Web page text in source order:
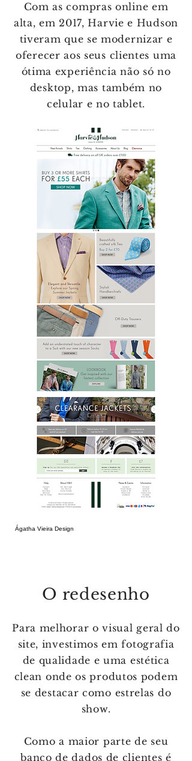
Com as compras online em
alta, em 2017, Harvie e Hudson
tiveram que se modernizar e
oferecer aos seus clientes uma
ótima experiência não só no
desktop, mas também no
celular e no tablet.
Ágatha Vieira Design
O redesenho
Para melhorar o visual geral do
site, investimos em fotografia
de qualidade e uma estética
clean onde os produtos podem
se destacar como estrelas do
show.
Como a maior parte de seu
banco de dados de clientes é